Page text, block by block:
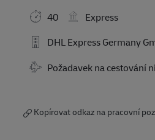
40
Express
DHL Express Germany
Travel Required
Požadavek na cestování
Kopírovat odkaz na pracovní